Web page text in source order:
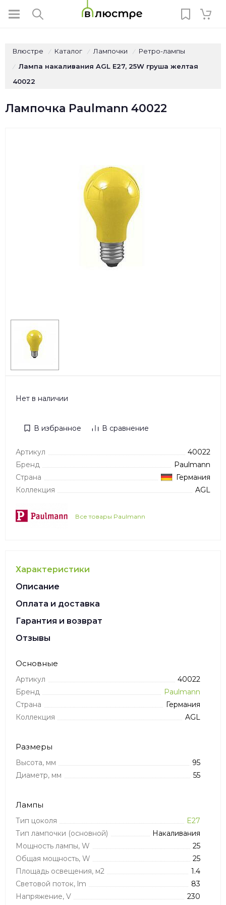
Влюстре / Каталог / Лампочки / Ретро-лампы
/
Лампа накаливания AGL Е27, 25W груша желтая
40022
Лампочка Paulmann 40022
Нет в наличии
В избранное В сравнение
Артикул
40022
Бренд
Paulmann
Страна
Германия
Коллекция
AGL
Все товары Paulmann
Характеристики
Описание
Оплата и доставка
Гарантия и возврат
Отзывы
Основные
Артикул
40022
Бренд
Paulmann
Страна
Германия
Коллекция
AGL
Размеры
Высота, мм
95
Диаметр, мм
55
Лампы
Тип цоколя
E27
Тип лампочки (основной)
Накаливания
Мощность лампы, W
25
Общая мощность, W
25
Площадь освещения, м2
1.4
Световой поток, lm
83
Напряжение, V
230